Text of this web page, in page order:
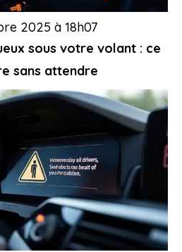
sous votre volant : ce
sans attendre
2025 à 18h07